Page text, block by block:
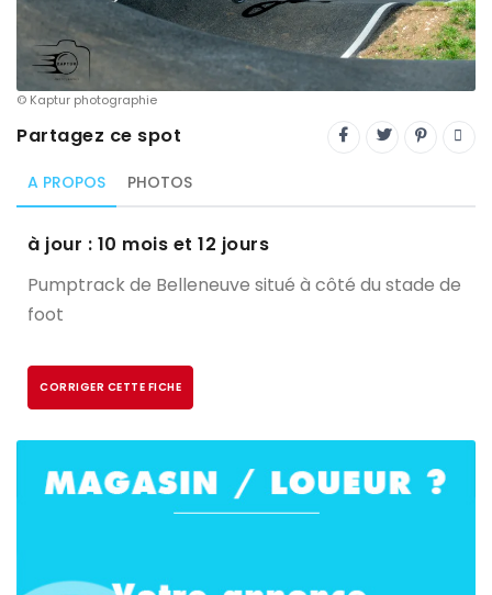
Trial
XC Rando - VTTAE
XCO
Constructeurs-Shapers
Derniers commentaires
© Kaptur photographie
Partagez ce spot
A PROPOS PHOTOS
à jour : 10 mois et 12 jours
Pumptrack de Belleneuve situé à côté du stade de
foot
CORRIGER CETTE FICHE